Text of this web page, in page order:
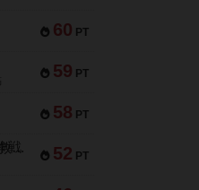
60 PT
59 PT
58 PT
52 PT
Bitter End ブタペスト救出作戦